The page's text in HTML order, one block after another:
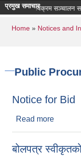
प्रमुख समाचार
कार्यक्रम सञ्चालन
You are
Home» Notices and
Public
Notice for Bid
Read more
बोलपत्र